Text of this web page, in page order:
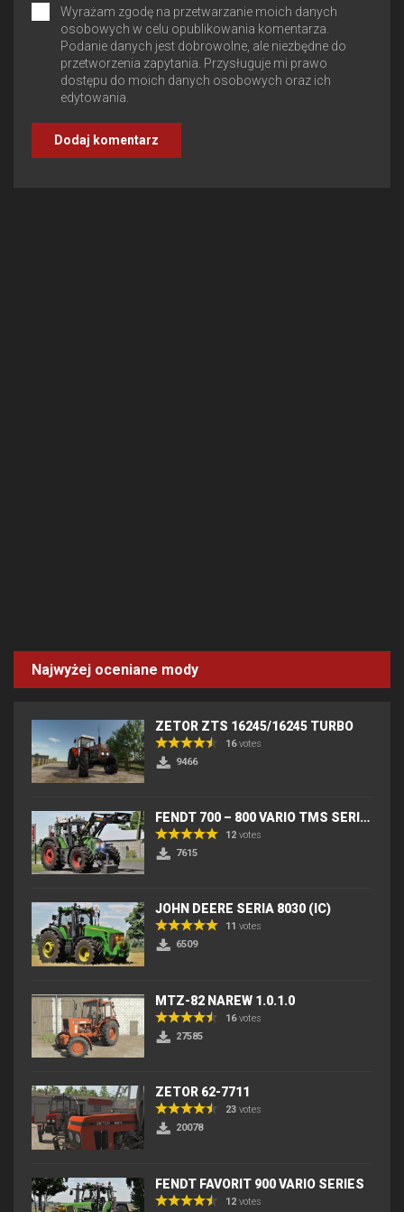
Wyrażam zgodę na przetwarzanie moich danych
osobowych w celu opublikowania komentarza.
Podanie danych jest dobrowolne, ale niezbędne do
przetworzenia zapytania. Przysługuje mi prawo
dostępu do moich danych osobowych oraz ich
edytowania.
Najwyżej oceniane mody
ZETOR ZTS 16245/16245 TURBO
16votes
9466
FENDT 700 – 800 VARIO TMS SERIES (IC) V2
12 votes
7615
JOHN DEERE SERIA 8030 (IC)
11 votes
6509
MTZ-82 NAREW 1.0.1.0
16votes
27585
ZETOR 62-7711
23 votes
20078
FENDT FAVORIT 900 VARIO SERIES
12 votes